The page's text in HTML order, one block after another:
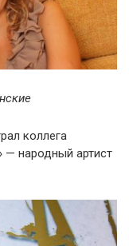
коллега
— народный артист